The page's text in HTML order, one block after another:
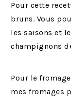
Pour cette
bruns. Vous
les saisons et
champignons
Pour le
mes fromages